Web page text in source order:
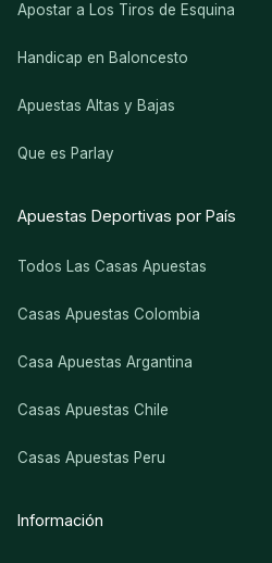
Apostar a Los Tiros de Esquina
Handicap en Baloncesto
Apuestas Altas y Bajas
Que es Parlay
Apuestas Deportivas por País
Todos Las Casas Apuestas
Casas Apuestas Colombia
Casa Apuestas Argantina
Casas Apuestas Chile
Casas Apuestas Peru
Información